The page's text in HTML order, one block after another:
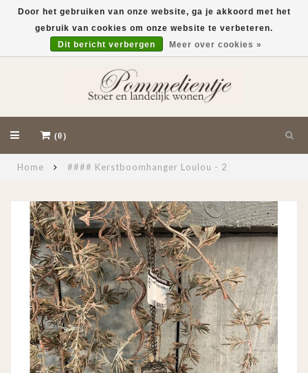
(0)
Home #### Kerstboomhanger Loulou - 2
Door het gebruiken van onze website, ga je akkoord met het
gebruik van cookies om onze website te verbeteren.
Dit bericht verbergen
Meer over cookies »